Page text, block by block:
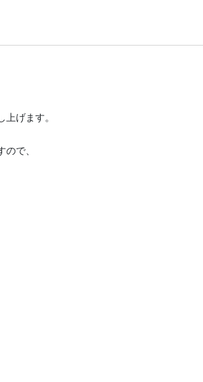
げます。
で、